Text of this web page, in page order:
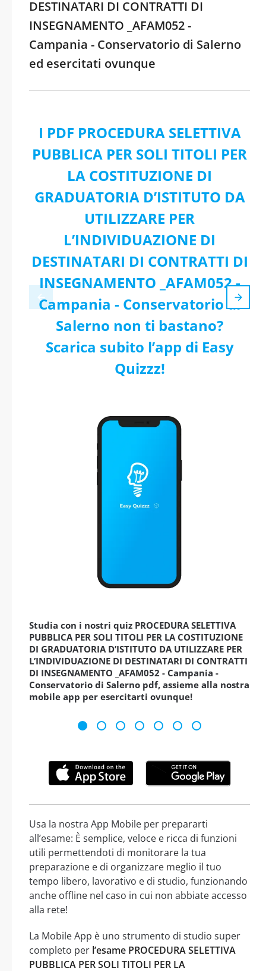
DESTINATARI DI CONTRATTI DI
INSEGNAMENTO _AFAM052 -
Campania - Conservatorio di Salerno
ed esercitati ovunque
I PDF PROCEDURA SELETTIVA
PUBBLICA PER SOLI TITOLI PER
LA COSTITUZIONE DI
GRADUATORIA D’ISTITUTO DA
UTILIZZARE PER
L’INDIVIDUAZIONE DI
DESTINATARI DI CONTRATTI DI
INSEGNAMENTO _AFAM052 -
Campania - Conservatorio di
Salerno non ti bastano?
Scarica subito l’app di Easy
Quizzz!
Studia con i nostri quiz PROCEDURA SELETTIVA
PUBBLICA PER SOLI TITOLI PER LA COSTITUZIONE
DI GRADUATORIA D’ISTITUTO DA UTILIZZARE PER
L’INDIVIDUAZIONE DI DESTINATARI DI CONTRATTI
DI INSEGNAMENTO _AFAM052 - Campania -
Conservatorio di Salerno pdf, assieme alla nostra
mobile app per esercitarti ovunque!
Usa la nostra App Mobile per prepararti
all’esame: È semplice, veloce e ricca di funzioni
utili permettendoti di monitorare la tua
preparazione e di organizzare meglio il tuo
tempo libero, lavorativo e di studio, funzionando
anche offline nel caso in cui non abbiate accesso
alla rete!
La Mobile App è uno strumento di studio super
completo per l’esame PROCEDURA SELETTIVA
PUBBLICA PER SOLI TITOLI PER LA